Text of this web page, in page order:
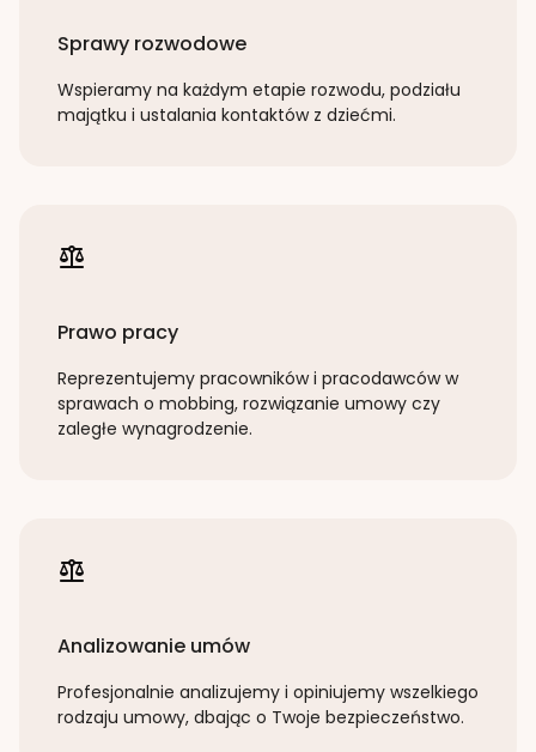
Sprawy rozwodowe
Wspieramy na każdym etapie rozwodu, podziału
majątku i ustalania kontaktów z dziećmi.
Prawo pracy
Reprezentujemy pracowników i pracodawców w
sprawach o mobbing, rozwiązanie umowy czy
zaległe wynagrodzenie.
Analizowanie umów
Profesjonalnie analizujemy i opiniujemy wszelkiego
rodzaju umowy, dbając o Twoje bezpieczeństwo.